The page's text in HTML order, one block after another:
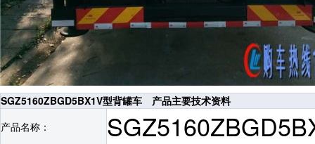
SGZ5160ZBGD5BX1V型背罐车 产品主要技术资料
产品名称：